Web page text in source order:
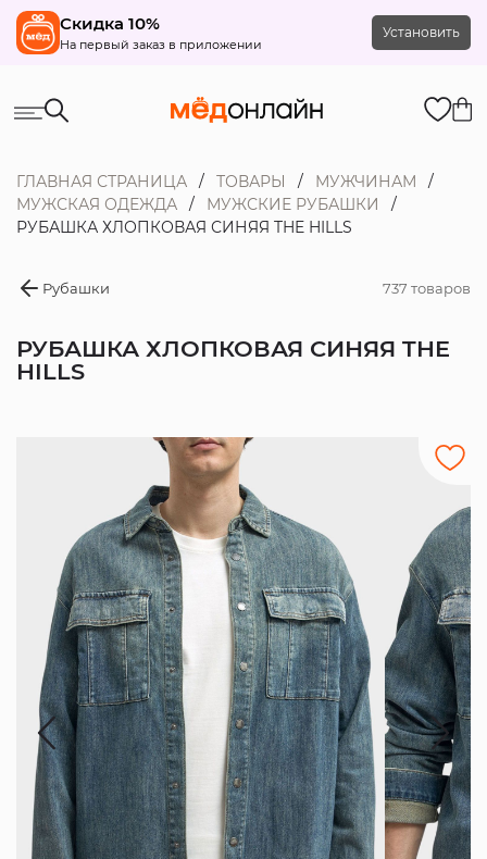
Скидка 10%
На первый заказ в приложении
Установить
ГЛАВНАЯ СТРАНИЦА ТОВАРЫ
МУЖЧИНАМ
МУЖСКАЯ ОДЕЖДА
МУЖСКИЕ РУБАШКИ
РУБАШКА ХЛОПКОВАЯ СИНЯЯ THE HILLS
Рубашки 737 товаров
РУБАШКА ХЛОПКОВАЯ СИНЯЯ THE
HILLS